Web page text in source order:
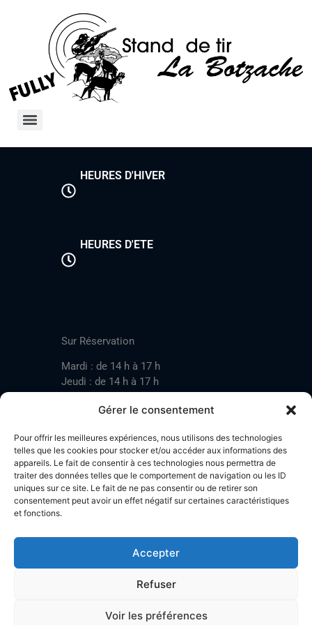
Gérer le consentement
Pour offrir les meilleures expériences, nous utilisons des technologies
telles que les cookies pour stocker et/ou accéder aux informations des
appareils. Le fait de consentir à ces technologies nous permettra de
traiter des données telles que le comportement de navigation ou les ID
uniques sur ce site. Le fait de ne pas consentir ou de retirer son
consentement peut avoir un effet négatif sur certaines caractéristiques
et fonctions.
Accepter
Refuser
Voir les préférences
HEURES D'HIVER
HEURES D'ETE
Sur Réservation
Mardi : de 14 h à 17 h
Jeudi : de 14 h à 17 h
Mardi : de 17 h à 20 h
Jeudi : de 17 h à 20 h
Samedi : de 14 h à 17 h
Stand de tir LA BOTZACHE
Près de Mazembroz
Tel: +41 (0)79 220 41 69
Plan d'accès